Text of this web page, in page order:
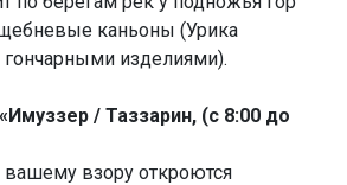
каньоны (Урика
изделиями).
/ Таззарин, (с 8:00 до
вашему взору откроются